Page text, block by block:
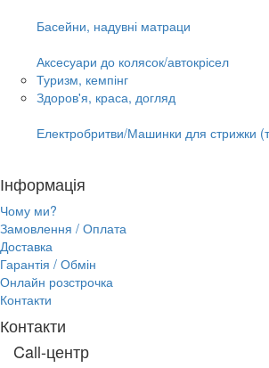
Басейни, надувні матраци
Аксесуари до колясок/автокрісел
Туризм, кемпінг
Здоров'я, краса, догляд
Електробритви/Машинки для стрижки
Інформація
Чому ми?
Замовлення / Оплата
Доставка
Гарантія / Обмін
Онлайн розстрочка
Контакти
Контакти
Call-центр